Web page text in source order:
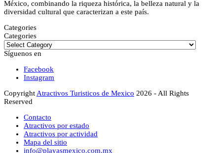
México, combinando la riqueza histórica, la belleza natural y la
diversidad cultural que caracterizan a este país.
Categories
Categories
Síguenos en
Facebook
Instagram
Copyright Atractivos Turisticos de Mexico 2026 - All Rights
Reserved
Contacto
Atractivos por estado
Atractivos por actividad
Mapa del sitio
info@playasmexico.com.mx